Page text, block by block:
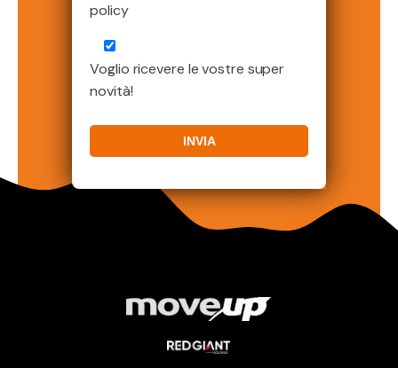
policy
Voglio ricevere le vostre super
novità!